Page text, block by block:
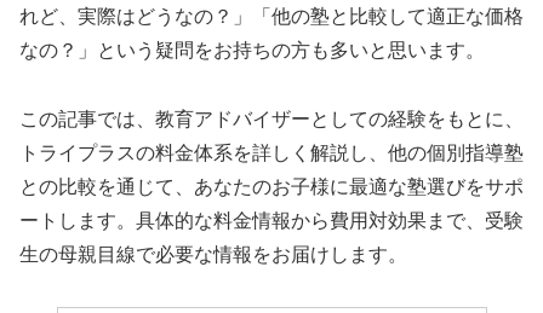
れど、実際はどうなの？」「他の塾と比較して適正な価格
なの？」という疑問をお持ちの方も多いと思います。
この記事では、教育アドバイザーとしての経験をもとに、
トライプラスの料金体系を詳しく解説し、他の個別指導塾
との比較を通じて、あなたのお子様に最適な塾選びをサポ
ートします。具体的な料金情報から費用対効果まで、受験
生の母親目線で必要な情報をお届けします。